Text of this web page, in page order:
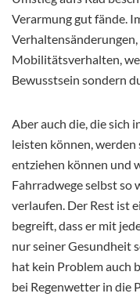
Verarmung gut fände.
Mobilitätsverhalten,
Bewusstsein sondern
Aber auch die, die sich
leisten können,
entziehen können und
Fahrradwege selbst so
verlaufen. Der Rest ist
begreift, dass er mit
nur seiner Gesundheit
hat kein Problem auch
bei Regenwetter in die